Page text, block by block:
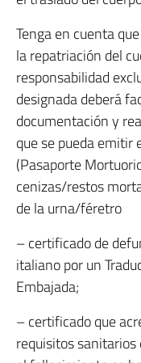
Tenga en cuenta
la repatriación del
responsabilidad
designada deberá
documentación y
que se pueda emitir
(Pasaporte
cenizas/restos
de la urna/féretro
– certificado de
italiano por un
Embajada;
– certificado que
requisitos